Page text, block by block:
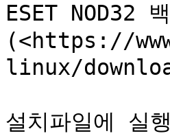
ESET NOD32
(<https://
linux/
설치파일에 실